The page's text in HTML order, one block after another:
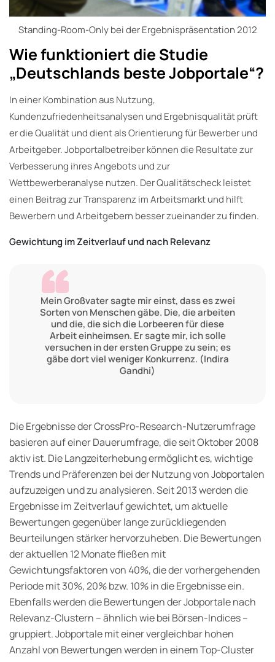
Standing-Room-Only bei der Ergebnispräsentation 2012
Wie funktioniert die Studie
„Deutschlands beste Jobportale“?
In einer Kombination aus Nutzung,
Kundenzufriedenheitsanalysen und Ergebnisqualität prüft
er die Qualität und dient als Orientierung für Bewerber und
Arbeitgeber. Jobportalbetreiber können die Resultate zur
Verbesserung ihres Angebots und zur
Wettbewerberanalyse nutzen. Der Qualitätscheck leistet
einen Beitrag zur Transparenz im Arbeitsmarkt und hilft
Bewerbern und Arbeitgebern besser zueinander zu finden.
Gewichtung im Zeitverlauf und nach Relevanz
Mein Großvater sagte mir einst, dass es zwei
Sorten von Menschen gäbe. Die, die arbeiten
und die, die sich die Lorbeeren für diese
Arbeit einheimsen. Er sagte mir, ich solle
versuchen in der ersten Gruppe zu sein; es
gäbe dort viel weniger Konkurrenz. (Indira
Gandhi)
Die Ergebnisse der CrossPro-Research-Nutzerumfrage
basieren auf einer Dauerumfrage, die seit Oktober 2008
aktiv ist. Die Langzeiterhebung ermöglicht es, wichtige
Trends und Präferenzen bei der Nutzung von Jobportalen
aufzuzeigen und zu analysieren. Seit 2013 werden die
Ergebnisse im Zeitverlauf gewichtet, um aktuelle
Bewertungen gegenüber lange zurückliegenden
Beurteilungen stärker hervorzuheben. Die Bewertungen
der aktuellen 12 Monate fließen mit
Gewichtungsfaktoren von 40%, die der vorhergehenden
Periode mit 30%, 20% bzw. 10% in die Ergebnisse ein.
Ebenfalls werden die Bewertungen der Jobportale nach
Relevanz-Clustern – ähnlich wie bei Börsen-Indices –
gruppiert. Jobportale mit einer vergleichbar hohen
Anzahl von Bewertungen werden in einem Top-Cluster